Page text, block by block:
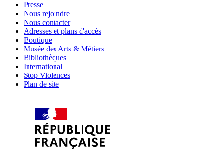
Presse
Nous rejoindre
Nous contacter
Adresses et plans d'accès
Boutique
Musée des Arts & Métiers
Bibliothèques
International
Stop Violences
Plan de site